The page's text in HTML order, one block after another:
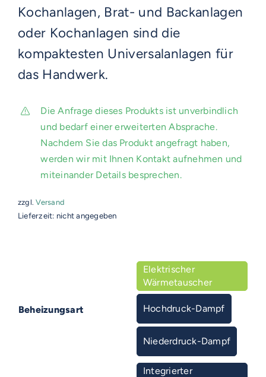
Kochanlagen, Brat- und Backanlagen
oder Kochanlagen sind die
kompaktesten Universalanlagen für
das Handwerk.
Die Anfrage dieses Produkts ist unverbindlich
und bedarf einer erweiterten Absprache.
Nachdem Sie das Produkt angefragt haben,
werden wir mit Ihnen Kontakt aufnehmen und
miteinander Details besprechen.
zzgl.Versand
Lieferzeit: nicht angegeben
Beheizungsart
Elektrischer
Wärmetauscher
Hochdruck-Dampf
Niederdruck-Dampf
Integrierter